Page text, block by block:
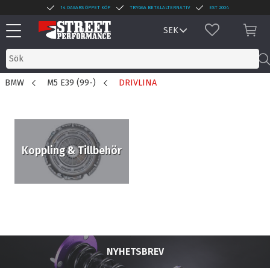
Meny
14 DAGARS ÖPPET KÖP TRYGGA BETALALTERNATIV EST 2004
FAVORITER
BMW M5 E39 (99-) DRIVLINA
Koppling & Tillbehör
NYHETSBREV